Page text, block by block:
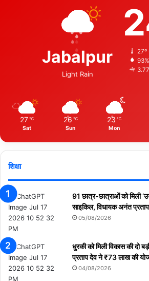
Jabalpur
Light Rain
27º
93%
27 ℃
Sat
26 ℃
Sun
23 ℃
Mon
शिक्षा
91 छात्र-छात्राओं को मिली
साइकिल, विधायक अनंत
05/08/2026
धुरकी को मिली विकास की दो
प्रताप देव ने ₹73 लाख की
04/08/2026